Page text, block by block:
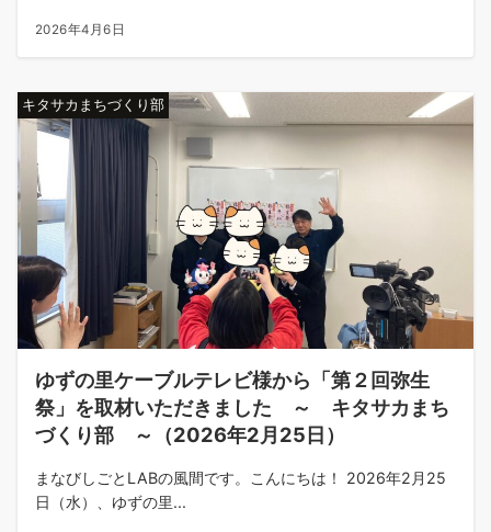
2026年4月6日
キタサカまちづくり部
ゆずの里ケーブルテレビ様から「第２回弥生
祭」を取材いただきました ～ キタサカまち
づくり部 ～（2026年2月25日）
まなびしごとLABの風間です。こんにちは！ 2026年2月25
日（水）、ゆずの里...